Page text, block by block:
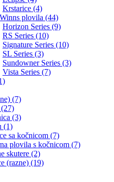
Krstarice (4)
plovila (44)
Horizon Series (9)
RS Series (10)
Signature Series (10)
SL Series (3)
Sundowner Series (3)
Vista Series (7)
(7)
(3)
(1)
sa kočnicom (7)
plovila s kočnicom (7)
skutere (2)
(razne) (19)